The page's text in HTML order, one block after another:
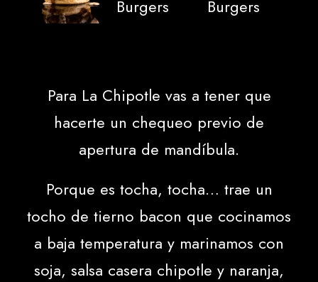
Para La Chipotle vas a tener que
hacerte un chequeo previo de
apertura de mandíbula.
Porque es tocha, tocha… trae un
tocho de tierno bacon que cocinamos
a baja temperatura y marinamos con
soja, salsa casera chipotle y naranja,